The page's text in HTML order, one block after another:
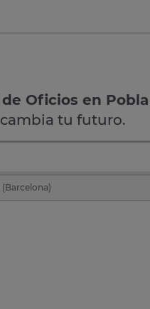
Oficios en
tu futuro.